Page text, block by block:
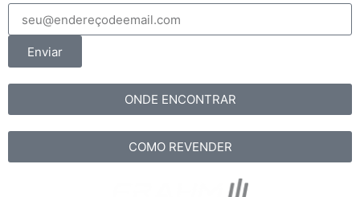
Enviar
ONDE ENCONTRAR
COMO REVENDER